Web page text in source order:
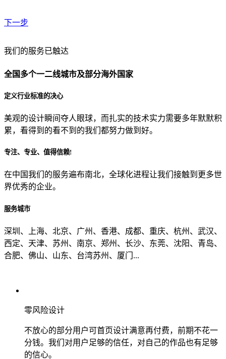
下一步
贵公司预算范围是？
贵公司的团队规模是？
目前主要的营销渠道是？
我们的服务已触达
全国多个一二线城市及部分海外国家
定义行业标准的决心
美观的设计瞬间夺人眼球，而扎实的技术实力需要多年默默积
累，看得到的看不到的我们都努力做到好。
专注、专业、值得信赖!
在中国我们的服务遍布南北，全球化进程让我们接触到更多世
界优秀的企业。
服务城市
深圳、上海、北京、广州、香港、成都、重庆、杭州、武汉、
西定、天津、苏州、南京、郑州、长沙、东莞、沈阳、青岛、
合肥、佛山、山东、台湾苏州、厦门...
零风险设计
不放心的部分用户可首页设计满意再付费，前期不花一
分钱。我们对用户足够的信任，对自己的作品也有足够
的信心。